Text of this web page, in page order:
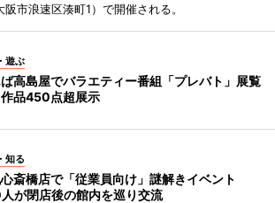
市浪速区湊町1）で開催される。
遊ぶ
高島屋でバラエティー番組「プレバト」展覧
品450点超展示
知る
斎橋店で「従業員向け」謎解きイベント
が閉店後の館内を巡り交流